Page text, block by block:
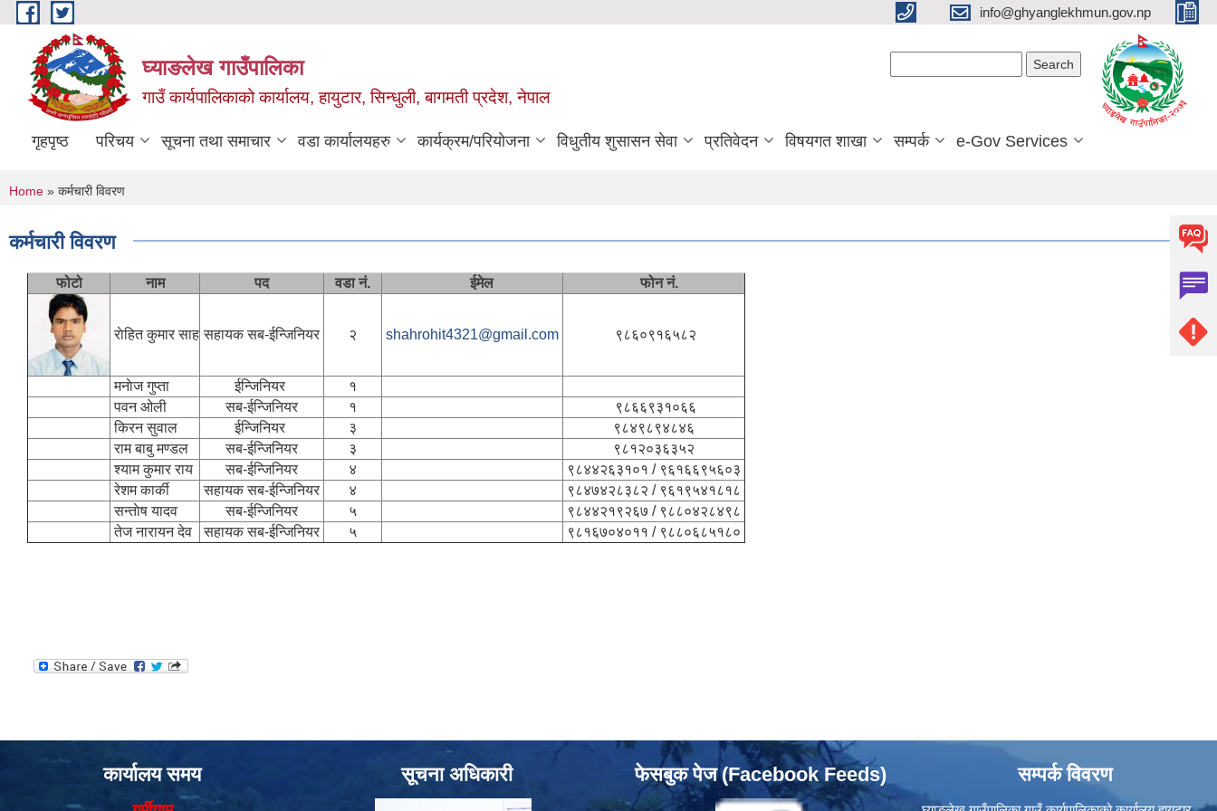
Skip to main content info@ghyanglekhmun.gov.np
घ्याङलेख गाउँपालिका
गाउँ कार्यपालिकाको कार्यालय, हायुटार, सिन्धुली, बागमती प्रदेश, नेपाल
गृहपृष्ठ परिचय सूचना तथा समाचार वडा कार्यालयहरु कार्यक्रम/परियोजना विधुतीय शुसासन सेवा प्रतिवेदन विषयगत शाखा सम्पर्क e-Gov Services
You are here
Home » कर्मचारी विवरण
कर्मचारी विवरण
फोटो नाम पद वडा नं. ईमेल फोन नं.
राेहित कुमार साह सहायक सब‌-ईन्जिनियर २ shahrohit4321@gmail.com ९८६०९१६५८२
मनाेज गुप्ता ईन्जिनियर
१
पवन ओली
सब‌-ईन्जिनियर १
९८६६९३१०६६
किरन सुवाल
ईन्जिनियर ३
९८४९८९४८४६
राम बाबु मण्डल
सब‌-ईन्जिनियर ३
९८१२०३६३५२
श्याम कुमार राय
सब‌-ईन्जिनियर ४
९८४४२६३१०१ / ९६१६६९५६०३
रेशम कार्की
सहायक सब‌-ईन्जिनियर ४
९८४७४२८३८२ / ९६१९५४१८१८
सन्ताेष यादव
सब‌-ईन्जिनियर ५
९८४४२१९२६७ / ९८८०४२८४९८
तेज नारायन देव
सहायक सब‌-ईन्जिनियर ५ ९८१६७०४०११ / ९८८०६८५१८०
कार्यालय समय सूचना अधिकारी फेसबुक पेज (Facebook Feeds) सम्पर्क विवरण